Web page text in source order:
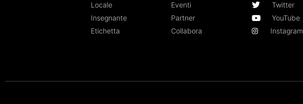
Locale
Insegnante
Etichetta
Eventi
Partner
Collabora
Twitter
YouTube
Instagram